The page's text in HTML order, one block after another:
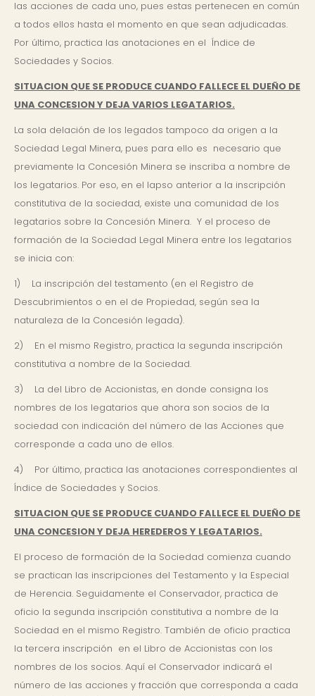
las acciones de cada uno, pues estas pertenecen en común
a todos ellos hasta el momento en que sean adjudicadas.
Por último, practica las anotaciones en el Índice de
Sociedades y Socios.
SITUACION QUE SE PRODUCE CUANDO FALLECE EL DUEÑO DE
UNA CONCESION Y DEJA VARIOS LEGATARIOS.
La sola delación de los legados tampoco da origen a la
Sociedad Legal Minera, pues para ello es necesario que
previamente la Concesión Minera se inscriba a nombre de
los legatarios. Por eso, en el lapso anterior a la inscripción
constitutiva de la sociedad, existe una comunidad de los
legatarios sobre la Concesión Minera. Y el proceso de
formación de la Sociedad Legal Minera entre los legatarios
se inicia con:
1) La inscripción del testamento (en el Registro de
Descubrimientos o en el de Propiedad, según sea la
naturaleza de la Concesión legada).
2) En el mismo Registro, practica la segunda inscripción
constitutiva a nombre de la Sociedad.
3) La del Libro de Accionistas, en donde consigna los
nombres de los legatarios que ahora son socios de la
sociedad con indicación del número de las Acciones que
corresponde a cada uno de ellos.
4) Por último, practica las anotaciones correspondientes al
Índice de Sociedades y Socios.
SITUACION QUE SE PRODUCE CUANDO FALLECE EL DUEÑO DE
UNA CONCESION Y DEJA HEREDEROS Y LEGATARIOS.
El proceso de formación de la Sociedad comienza cuando
se practican las inscripciones del Testamento y la Especial
de Herencia. Seguidamente el Conservador, practica de
oficio la segunda inscripción constitutiva a nombre de la
Sociedad en el mismo Registro. También de oficio practica
la tercera inscripción en el Libro de Accionistas con los
nombres de los socios. Aquí el Conservador indicará el
número de las acciones y fracción que corresponda a cada